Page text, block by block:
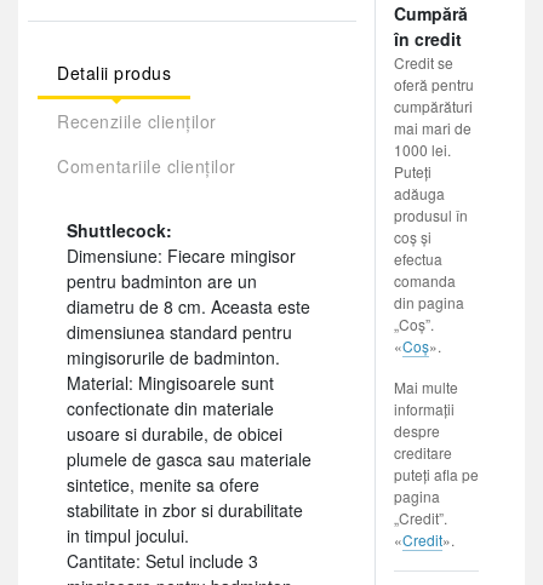
Detalii produs
Recenziile clienților
Comentariile clienților
Shuttlecock:
Dimensiune: Fiecare mingisor
pentru badminton are un
diametru de 8 cm. Aceasta este
dimensiunea standard pentru
mingisorurile de badminton.
Material: Mingisoarele sunt
confectionate din materiale
usoare si durabile, de obicei
plumele de gasca sau materiale
sintetice, menite sa ofere
stabilitate in zbor si durabilitate
in timpul jocului.
Cantitate: Setul include 3
Cumpără
în credit
Credit se
oferă pentru
cumpărături
mai mari de
1000 lei.
Puteți
adăuga
produsul în
coș și
efectua
comanda
din pagina
„Coș”.
«Coș».
Mai multe
informații
despre
creditare
puteți afla pe
pagina
„Credit”.
«Credit».